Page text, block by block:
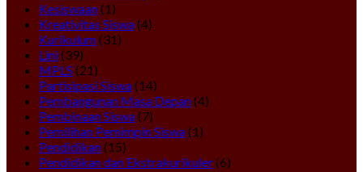
Kesiswaan(1)
Kreativitas Siswa(4)
Kurikulum(31)
Lini(39)
MPLS (21)
Partisipasi Siswa(14)
Pembangunan Masa Depan(4)
Pembinaan Siswa(7)
Pemilihan Pemimpin Siswa(1)
Pendidikan(15)
Pendidikan dan Ekstrakurikuler(6)